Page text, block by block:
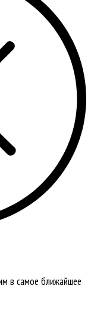
в самое ближайшее